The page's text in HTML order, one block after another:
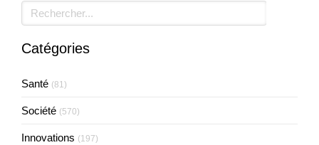
Rechercher
Catégories
Santé (81)
Société (570)
Innovations (197)